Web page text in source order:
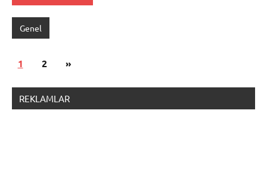
Genel
Yazı
1 2
Sonraki
»
REKLAMLAR